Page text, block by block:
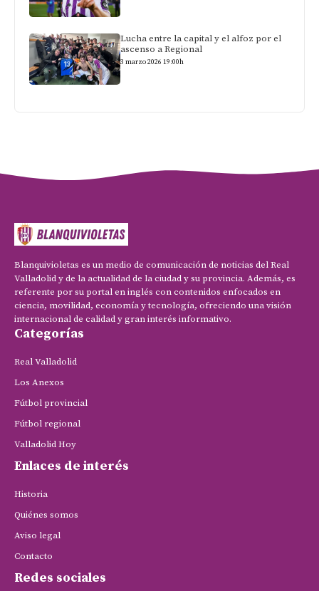
Lucha entre la capital y el alfoz por el
ascenso a Regional
3 marzo 2026 19:00h
Blanquivioletas es un medio de comunicación de noticias del Real
Valladolid y de la actualidad de la ciudad y su provincia. Además, es
referente por su portal en inglés con contenidos enfocados en
ciencia, movilidad, economía y tecnología, ofreciendo una visión
internacional de calidad y gran interés informativo.
Categorías
Real Valladolid
Los Anexos
Fútbol provincial
Fútbol regional
Valladolid Hoy
Enlaces de interés
Historia
Quiénes somos
Aviso legal
Contacto
Redes sociales